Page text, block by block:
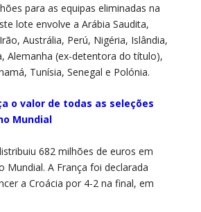
para as equipas eliminadas na
lote envolve a Arábia Saudita,
Austrália, Perú, Nigéria, Islândia,
Alemanha (ex-detentora do título),
Tunísia, Senegal e Polónia.
o valor de todas as seleções
Mundial
682 milhões de euros em
Mundial. A França foi declarada
a Croácia por 4-2 na final, em